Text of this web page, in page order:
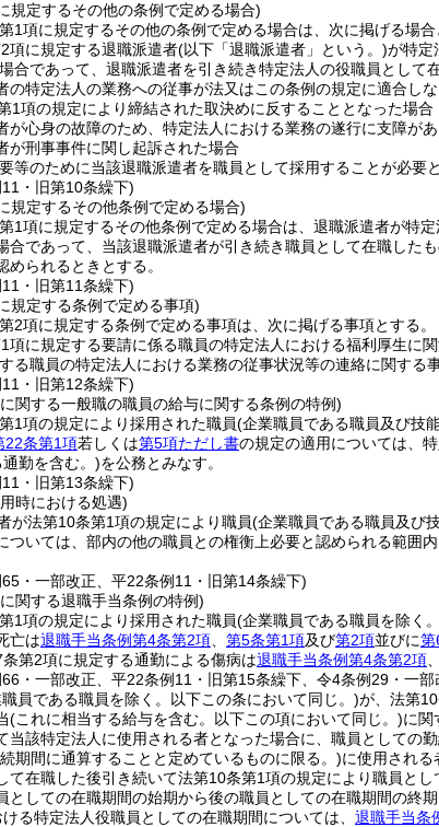
規定するその他の条例で定める場合)
1項に規定するその他の条例で定める場合は、次に掲げる場合
項に規定する退職派遣者(以下「退職派遣者」という。)が特定
合であって、退職派遣者を引き続き特定法人の役職員として
の特定法人の業務への従事が法又はこの条例の規定に適合し
1項の規定により締結された取決めに反することとなった場合
が心身の故障のため、特定法人における業務の遂行に支障が
が刑事事件に関し起訴された場合
等のために当該退職派遣者を職員として採用することが必要
・旧第10条繰下)
規定するその他条例で定める場合)
1項に規定するその他条例で定める場合は、退職派遣者が特
合であって、当該退職派遣者が引き続き職員として在職した
められるときとする。
・旧第11条繰下)
規定する条例で定める事項)
2項に規定する条例で定める事項は、次に掲げる事項とする。
項に規定する要請に係る職員の特定法人における福利厚生に
る職員の特定法人における業務の従事状況等の連絡に関する
・旧第12条繰下)
関する一般職の職員の給与に関する条例の特例)
1項の規定により採用された職員(企業職員である職員及び技
22条第1項若しくは第5項ただし書の規定の適用については、
勤を含む。)を公務とみなす。
・旧第13条繰下)
時における処遇)
が法第10条第1項の規定により職員(企業職員である職員及び
ついては、部内の他の職員との権衡上必要と認められる範囲
・一部改正、平22条例11・旧第14条繰下)
関する退職手当条例の特例)
1項の規定により採用された職員(企業職員である職員を除く
亡は退職手当条例第4条第2項 第5条第1項及び第2項並びに第
第2項に規定する通勤による傷病は退職手当条例第4条第2項
・一部改正、平22条例11・旧第15条繰下、令4条例29・一部
員である職員を除く。以下この条において同じ。)が、法第
(これに相当する給与を含む。以下この項において同じ。)に関
当該特定法人に使用される者となった場合に、職員としての
期間に通算することと定めているものに限る。)に使用される
て在職した後引き続いて法第10条第1項の規定により職員と
としての在職期間の始期から後の職員としての在職期間の終
る特定法人役職員としての在職期間については、 退職手当条